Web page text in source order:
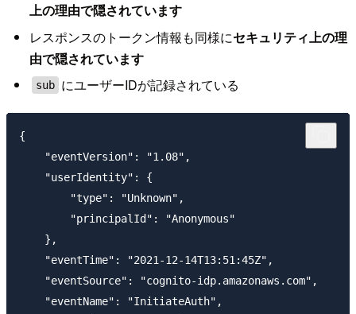
上の理由で隠されています
レスポンスのトークン情報も同様にセキュリティ上の理
由で隠されています
sub にユーザーIDが記録されている
{
    "eventVersion": "1.08",
    "userIdentity": {
        "type": "Unknown",
        "principalId": "Anonymous"
    },
    "eventTime": "2021-12-14T13:51:45Z",
    "eventSource": "cognito-idp.amazonaws.com",
    "eventName": "InitiateAuth",